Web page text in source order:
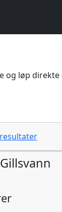
og løp
Gillsvann